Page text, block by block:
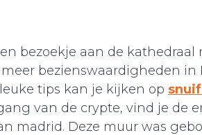
bezoekje aan de
bezienswaardigheden
tips kan je kijken op
van de crypte, vind je de
madrid. Deze muur was